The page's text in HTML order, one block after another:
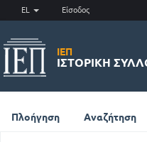
EL Είσοδος
ΙΕΠ
ΙΣΤΟΡΙΚΉ
Πλοήγηση Αναζήτηση